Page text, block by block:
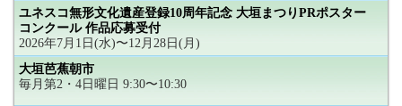
ユネスコ無形文化遺産登録10周年記念 大垣まつりPRポスター
コンクール 作品応募受付
2026年7月1日(水)〜12月28日(月)
大垣芭蕉朝市
毎月第2・4日曜日 9:30〜10:30